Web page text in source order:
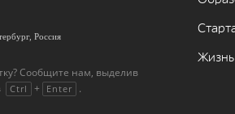
Россия
Сообщите нам, выделив
Ctrl + Enter .
Жизнь